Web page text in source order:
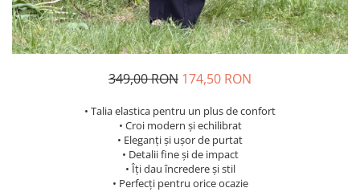
349,00 RON 174,50 RON
• Talia elastica pentru un plus de confort
• Croi modern și echilibrat
• Eleganți și ușor de purtat
• Detalii fine și de impact
• Îți dau încredere și stil
• Perfecți pentru orice ocazie